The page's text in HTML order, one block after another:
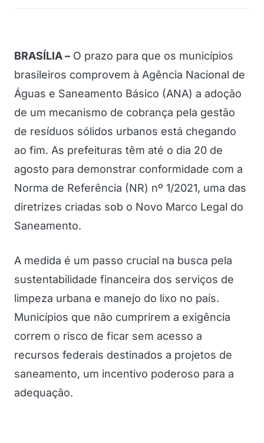
BRASÍLIA – O prazo para que os municípios
brasileiros comprovem à Agência Nacional de
Águas e Saneamento Básico (ANA) a adoção
de um mecanismo de cobrança pela gestão
de resíduos sólidos urbanos está chegando
ao fim. As prefeituras têm até o dia 20 de
agosto para demonstrar conformidade com a
Norma de Referência (NR) nº 1/2021, uma das
diretrizes criadas sob o Novo Marco Legal do
Saneamento.
A medida é um passo crucial na busca pela
sustentabilidade financeira dos serviços de
limpeza urbana e manejo do lixo no país.
Municípios que não cumprirem a exigência
correm o risco de ficar sem acesso a
recursos federais destinados a projetos de
saneamento, um incentivo poderoso para a
adequação.